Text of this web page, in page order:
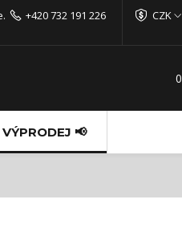
CZK
+420 732 191 226
0
📢